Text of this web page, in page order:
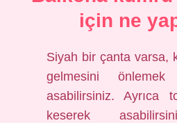
için ne
Siyah bir çanta varsa,
gelmesini
asabilirsiniz. Ayrıca
keserek